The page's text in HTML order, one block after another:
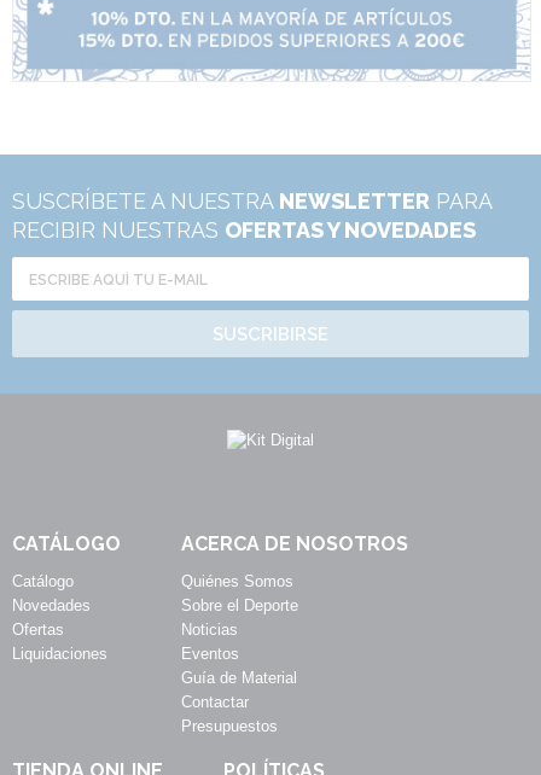
SUSCRÍBETE A NUESTRA NEWSLETTER PARA
RECIBIR NUESTRAS OFERTAS Y NOVEDADES
SUSCRIBIRSE
CATÁLOGO
Catálogo
Novedades
Ofertas
Liquidaciones
ACERCA DE NOSOTROS
Quiénes Somos
Sobre el Deporte
Noticias
Eventos
Guía de Material
Contactar
Presupuestos